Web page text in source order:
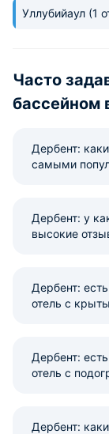
Уллубийаул (1
Часто
бассейном
Дербент:
самыми
Дербент: у
высокие
Дербент:
отель с
Дербент:
отель с
Дербент: